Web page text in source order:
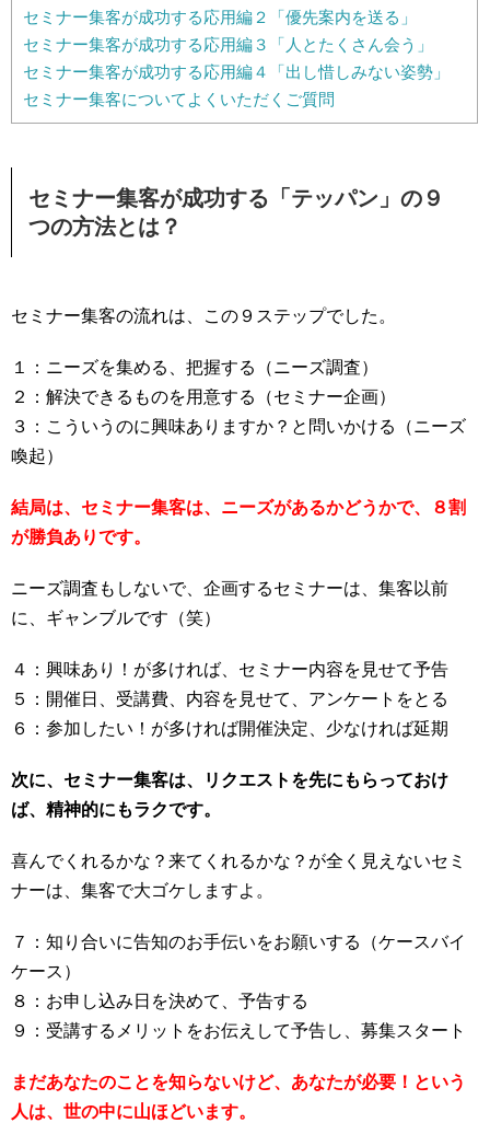
セミナー集客が成功する応用編２「優先案内を送る」
セミナー集客が成功する応用編３「人とたくさん会う」
セミナー集客が成功する応用編４「出し惜しみない姿勢」
セミナー集客についてよくいただくご質問
セミナー集客が成功する「テッパン」の９
つの方法とは？
セミナー集客の流れは、この９ステップでした。
１：ニーズを集める、把握する（ニーズ調査）
２：解決できるものを用意する（セミナー企画）
３：こういうのに興味ありますか？と問いかける（ニーズ
喚起）
結局は、セミナー集客は、ニーズがあるかどうかで、８割
が勝負ありです。
ニーズ調査もしないで、企画するセミナーは、集客以前
に、ギャンブルです（笑）
４：興味あり！が多ければ、セミナー内容を見せて予告
５：開催日、受講費、内容を見せて、アンケートをとる
６：参加したい！が多ければ開催決定、少なければ延期
次に、セミナー集客は、リクエストを先にもらっておけ
ば、精神的にもラクです。
喜んでくれるかな？来てくれるかな？が全く見えないセミ
ナーは、集客で大ゴケしますよ。
７：知り合いに告知のお手伝いをお願いする（ケースバイ
ケース）
８：お申し込み日を決めて、予告する
９：受講するメリットをお伝えして予告し、募集スタート
まだあなたのことを知らないけど、あなたが必要！という
人は、世の中に山ほどいます。